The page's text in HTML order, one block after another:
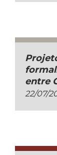
entre
22/07/